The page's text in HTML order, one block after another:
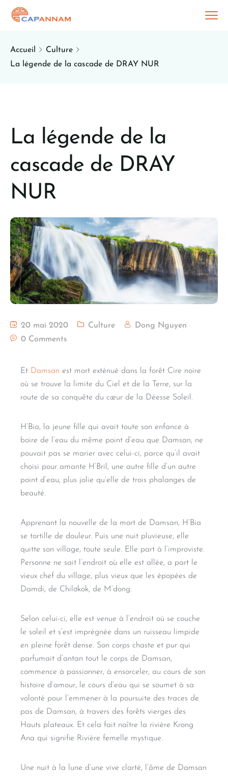
Accueil
Culture
La légende de la cascade de DRAY NUR
La légende de la
cascade de DRAY
NUR
20 mai 2020 Culture
Dong Nguyen
0 Comments
Et Damsan est mort exténué dans la forêt Cire noire
où se trouve la limite du Ciel et de la Terre, sur la
route de sa conquête du cœur de la Déesse Soleil.
H’Bia, la jeune fille qui avait toute son enfance à
boire de l’eau du même point d’eau que Damsan, ne
pouvait pas se marier avec celui-ci, parce qu’il avait
choisi pour amante H’Bril, une autre fille d’un autre
point d’eau, plus jolie qu’elle de trois phalanges de
beauté.
Apprenant la nouvelle de la mort de Damsan, H’Bia
se tortille de douleur. Puis une nuit pluvieuse, elle
quitte son village, toute seule. Elle part à l’improviste.
Personne ne sait l’endroit où elle est allée, a part le
vieux chef du village, plus vieux que les épopées de
Damdi, de Chilơkok, de M’dong.
Selon celui-ci, elle est venue à l’endroit où se couche
le soleil et s’est imprégnée dans un ruisseau limpide
en pleine forêt dense. Son corps chaste et pur qui
parfumait d’antan tout le corps de Damsan,
commence à passionner, à ensorceler, au cours de son
histoire d’amour, le cours d’eau qui se soumet à sa
volonté pour l’emmener à la poursuite des traces de
pas de Damsan, à travers des forêts vierges des
Hauts plateaux. Et cela fait naître la rivière Krong
Ana qui signifie Rivière femelle mystique.
Une nuit à la lune d’une vive clarté, l’âme de Damsan